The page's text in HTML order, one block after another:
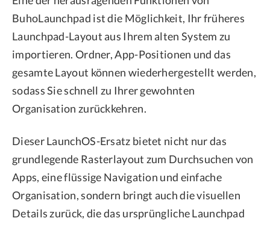
BuhoLaunchpad ist die Möglichkeit, Ihr früheres
Launchpad-Layout aus Ihrem alten System zu
importieren. Ordner, App-Positionen und das
gesamte Layout können wiederhergestellt werden,
sodass Sie schnell zu Ihrer gewohnten
Organisation zurückkehren.
Dieser LaunchOS-Ersatz bietet nicht nur das
grundlegende Rasterlayout zum Durchsuchen von
Apps, eine flüssige Navigation und einfache
Organisation, sondern bringt auch die visuellen
Details zurück, die das ursprüngliche Launchpad